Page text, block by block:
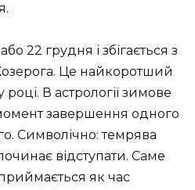
22 грудня і збігається з
Це найкоротший
В астрології зимове
завершення одного
Символічно: темрява
відступати. Саме
як час